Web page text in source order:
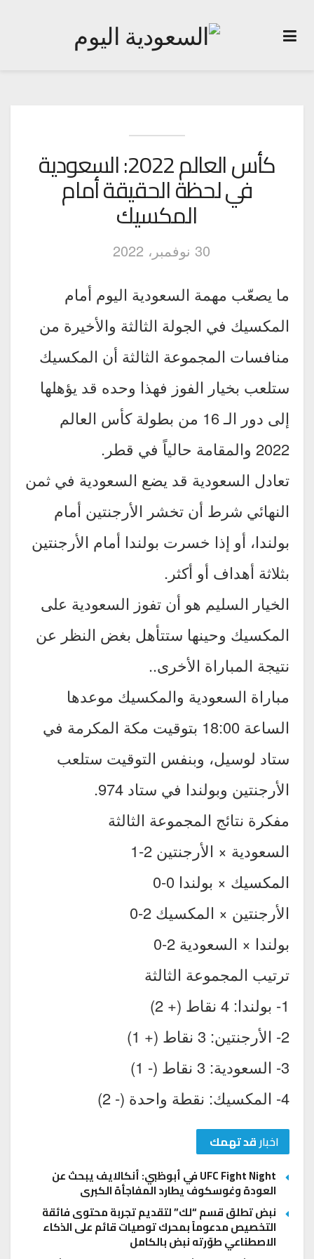
كأس العالم 2022: السعودية
في لحظة الحقيقة أمام
المكسيك
30 نوفمبر، 2022
ما يصعّب مهمة السعودية اليوم أمام
المكسيك في الجولة الثالثة والأخيرة من
منافسات المجموعة الثالثة أن المكسيك
ستلعب بخيار الفوز فهذا وحده قد يؤهلها
إلى دور الـ 16 من بطولة كأس العالم
2022 والمقامة حالياً في قطر.
تعادل السعودية قد يضع السعودية في ثمن
النهائي شرط أن تخشر الأرجنتين أمام
بولندا، أو إذا خسرت بولندا أمام الأرجنتين
بثلاثة أهداف أو أكثر.
الخيار السليم هو أن تفوز السعودية على
المكسيك وحينها ستتأهل بغض النظر عن
نتيجة المباراة الأخرى..
مباراة السعودية والمكسيك موعدها
الساعة 18:00 بتوقيت مكة المكرمة في
ستاد لوسيل، وبنفس التوقيت ستلعب
الأرجنتين وبولندا في ستاد 974.
مفكرة نتائج المجموعة الثالثة
السعودية × الأرجنتين 2-1
المكسيك × بولندا 0-0
الأرجنتين × المكسيك 2-0
بولندا × السعودية 2-0
ترتيب المجموعة الثالثة
1- بولندا: 4 نقاط (+ 2)
2- الأرجنتين: 3 نقاط (+ 1)
3- السعودية: 3 نقاط (- 1)
4- المكسيك: نقطة واحدة (- 2)
اخبارقد تهمك
UFC Fight Night في أبوظبي: أنكالايف يبحث عن
العودة وغوسكوف يطارد المفاجأة الكبرى
نبض تطلق قسم “لك” لتقديم تجربة محتوى فائقة
التخصيص مدعوماً بمحرك توصيات قائم على الذكاء
الاصطناعي طوّرته نبض بالكامل